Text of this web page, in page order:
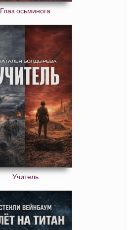
Глаз осьминога
Учитель